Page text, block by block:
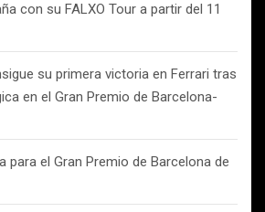
con su FALXO Tour a partir del 11
su primera victoria en Ferrari tras
en el Gran Premio de Barcelona-
para el Gran Premio de Barcelona de